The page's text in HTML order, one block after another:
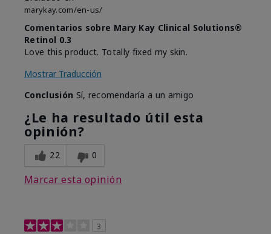
marykay.com/en-us/
Comentarios sobre Mary Kay Clinical Solutions®
Retinol 0.3
Love this product. Totally fixed my skin.
Mostrar Traducción
Conclusión Sí, recomendaría a un amigo
¿Le ha resultado útil esta
opinión?
22 0
Marcar esta opinión
3